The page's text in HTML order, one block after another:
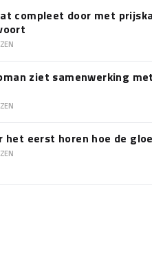
compleet door met
ziet samenwerking
het eerst horen hoe de